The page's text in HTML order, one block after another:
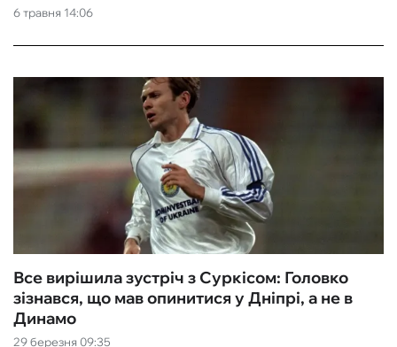
6 травня 14:06
29 березня 09:35
Все вирішила зустріч з Суркісом: Головко
зізнався, що мав опинитися у Дніпрі, а не в
Динамо